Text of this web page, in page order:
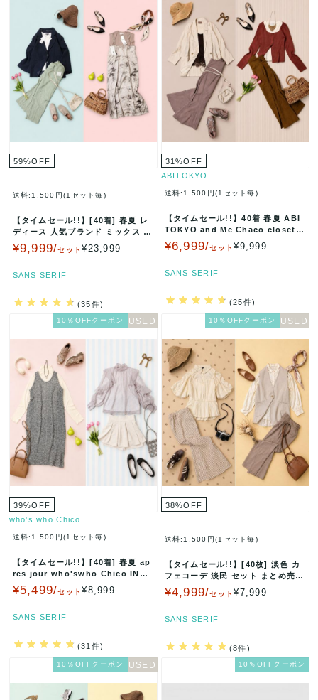
59%OFF
送料:1,500円(1セット毎)
【タイムセール!!】[40着] 春夏 レ
ディース 人気ブランド ミックス 新
品タグ付き 未使用品 セ…
¥9,999/セット¥23,999
SANS SERIF
(35件)
31%OFF
ABITOKYO
送料:1,500円(1セット毎)
【タイムセール!!】40着 春夏 ABI
TOKYO and Me Chaco closet J
UNO…
¥6,999/セット¥9,999
SANS SERIF
(25件)
10％OFFクーポン
39%OFF
who's who Chico
送料:1,500円(1セット毎)
【タイムセール!!】[40着] 春夏 ap
res jour who'swho Chico INGN
I…
¥5,499/セット¥8,999
SANS SERIF
(31件)
10％OFFクーポン
38%OFF
送料:1,500円(1セット毎)
【タイムセール!!】[40枚] 淡色 カ
フェコーデ 淡民 セット まとめ売り
カフェカラー シャ…
¥4,999/セット¥7,999
SANS SERIF
(8件)
10％OFFクーポン 10％OFFクーポン